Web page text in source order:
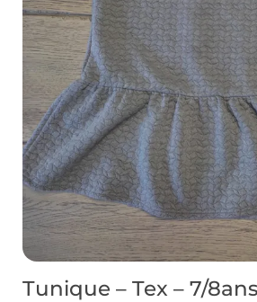
Tunique – Tex – 7/8ans